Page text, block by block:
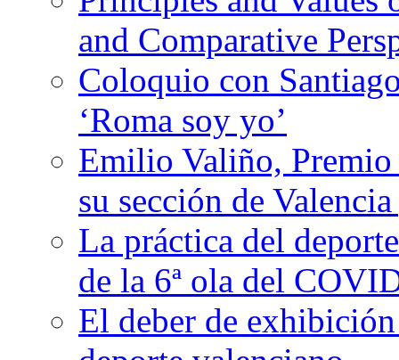
and Comparative
Coloquio con
‘Roma soy yo’
Emilio Valiño, Premio
su sección de
La práctica del
de la 6ª ola del
El deber de